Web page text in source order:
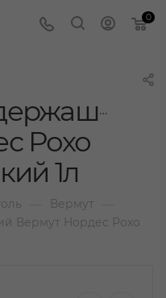
0
Рохо
1л
Вермут
Вермут Нордес Рохо